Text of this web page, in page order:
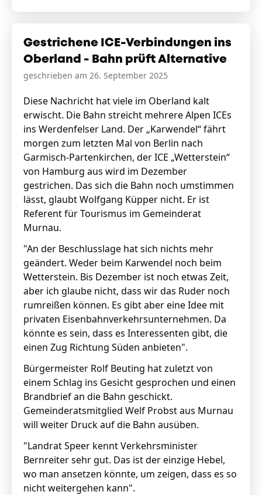
Gestrichene ICE-Verbindungen ins
Oberland - Bahn prüft Alternative
geschrieben am 26. September 2025
Diese Nachricht hat viele im Oberland kalt
erwischt. Die Bahn streicht mehrere Alpen ICEs
ins Werdenfelser Land. Der „Karwendel“ fährt
morgen zum letzten Mal von Berlin nach
Garmisch-Partenkirchen, der ICE „Wetterstein“
von Hamburg aus wird im Dezember
gestrichen. Das sich die Bahn noch umstimmen
lässt, glaubt Wolfgang Küpper nicht. Er ist
Referent für Tourismus im Gemeinderat
Murnau.
"An der Beschlusslage hat sich nichts mehr
geändert. Weder beim Karwendel noch beim
Wetterstein. Bis Dezember ist noch etwas Zeit,
aber ich glaube nicht, dass wir das Ruder noch
rumreißen können. Es gibt aber eine Idee mit
privaten Eisenbahnverkehrsunternehmen. Da
könnte es sein, dass es Interessenten gibt, die
einen Zug Richtung Süden anbieten".
Bürgermeister Rolf Beuting hat zuletzt von
einem Schlag ins Gesicht gesprochen und einen
Brandbrief an die Bahn geschickt.
Gemeinderatsmitglied Welf Probst aus Murnau
will weiter Druck auf die Bahn ausüben.
"Landrat Speer kennt Verkehrsminister
Bernreiter sehr gut. Das ist der einzige Hebel,
wo man ansetzen könnte, um zeigen, dass es so
nicht weitergehen kann".